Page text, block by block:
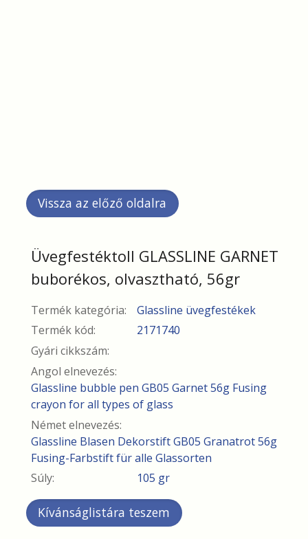
Üvegfestéktoll GLASSLINE GARNET
buborékos, olvasztható, 56gr
Termék kategória:
Glassline üvegfestékek
Termék kód:
2171740
Gyári cikkszám:
Angol elnevezés:
Glassline bubble pen GB05 Garnet 56g Fusing
crayon for all types of glass
Német elnevezés:
Glassline Blasen Dekorstift GB05 Granatrot 56g
Fusing-Farbstift für alle Glassorten
Súly:
105 gr
Kívánságlistára teszem